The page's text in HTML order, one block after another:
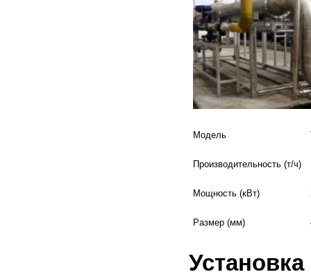
Модель
Производительность (т/ч)
Мощность (кВт)
Размер (мм)